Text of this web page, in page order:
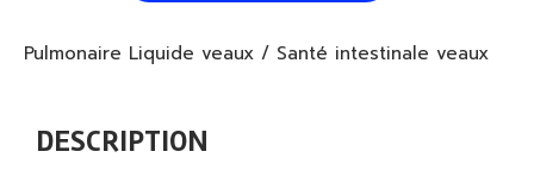
Pulmonaire Liquide veaux / Santé intestinale veaux
DESCRIPTION